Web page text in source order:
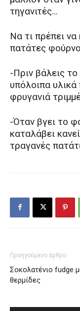
τηγανιτές…
Να τι πρέπει
πατάτες
-Πριν βάλεις
υπόλοιπα
φρυγανιά
-Όταν βγει το
καταλάβει
τραγανές
Προηγούμενο άρθρο
Σοκολατένιο fudge
θερμίδες